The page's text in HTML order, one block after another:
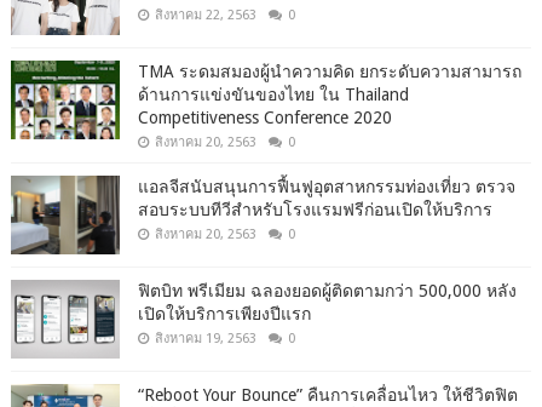
สิงหาคม 22, 2563 0
TMA ระดมสมองผู้นำความคิด ยกระดับความสามารถ
ด้านการแข่งขันของไทย ใน Thailand
Competitiveness Conference 2020
สิงหาคม 20, 2563 0
แอลจีสนับสนุนการฟื้นฟูอุตสาหกรรมท่องเที่ยว ตรวจ
สอบระบบทีวีสำหรับโรงแรมฟรีก่อนเปิดให้บริการ
สิงหาคม 20, 2563 0
ฟิตบิท พรีเมียม ฉลองยอดผู้ติดตามกว่า 500,000 หลัง
เปิดให้บริการเพียงปีแรก
สิงหาคม 19, 2563 0
“Reboot Your Bounce” คืนการเคลื่อนไหว ให้ชีวิตฟิต